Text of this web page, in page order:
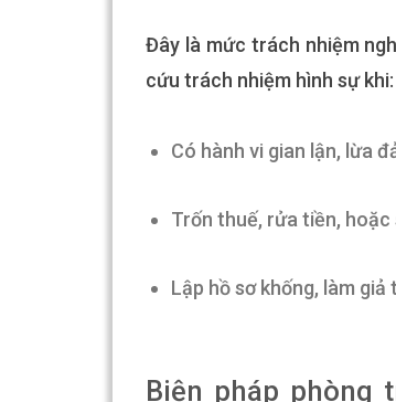
Đây là mức trách nhiệm
cứu trách nhiệm hình sự khi:
Có hành vi gian lận, lừa
Trốn thuế, rửa tiền, hoặc
Lập hồ sơ khống, làm
Biện pháp phòng